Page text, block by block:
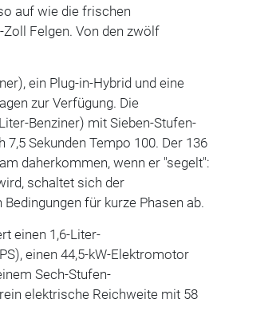
auf wie die frischen
Felgen. Von den zwölf
ein Plug-in-Hybrid und eine
zur Verfügung. Die
Benziner) mit Sieben-Stufen-
Sekunden Tempo 100. Der 136
daherkommen, wenn er "segelt":
schaltet sich der
für kurze Phasen ab.
einen 1,6-Liter-
einen 44,5-kW-Elektromotor
Sech-Stufen-
elektrische Reichweite mit 58